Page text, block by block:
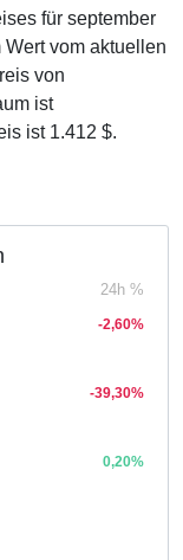
für september
vom aktuellen
von
ist
ist 1.412 $.
24h %
-2,60%
-39,30%
0,20%